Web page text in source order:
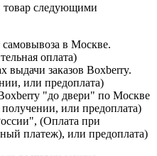
товар следующими
в Москве.
оплата)
выдачи заказов Boxberry.
или предоплата)
"до двери" по Москве
или предоплата)
(Оплата при
платеж), или предоплата)